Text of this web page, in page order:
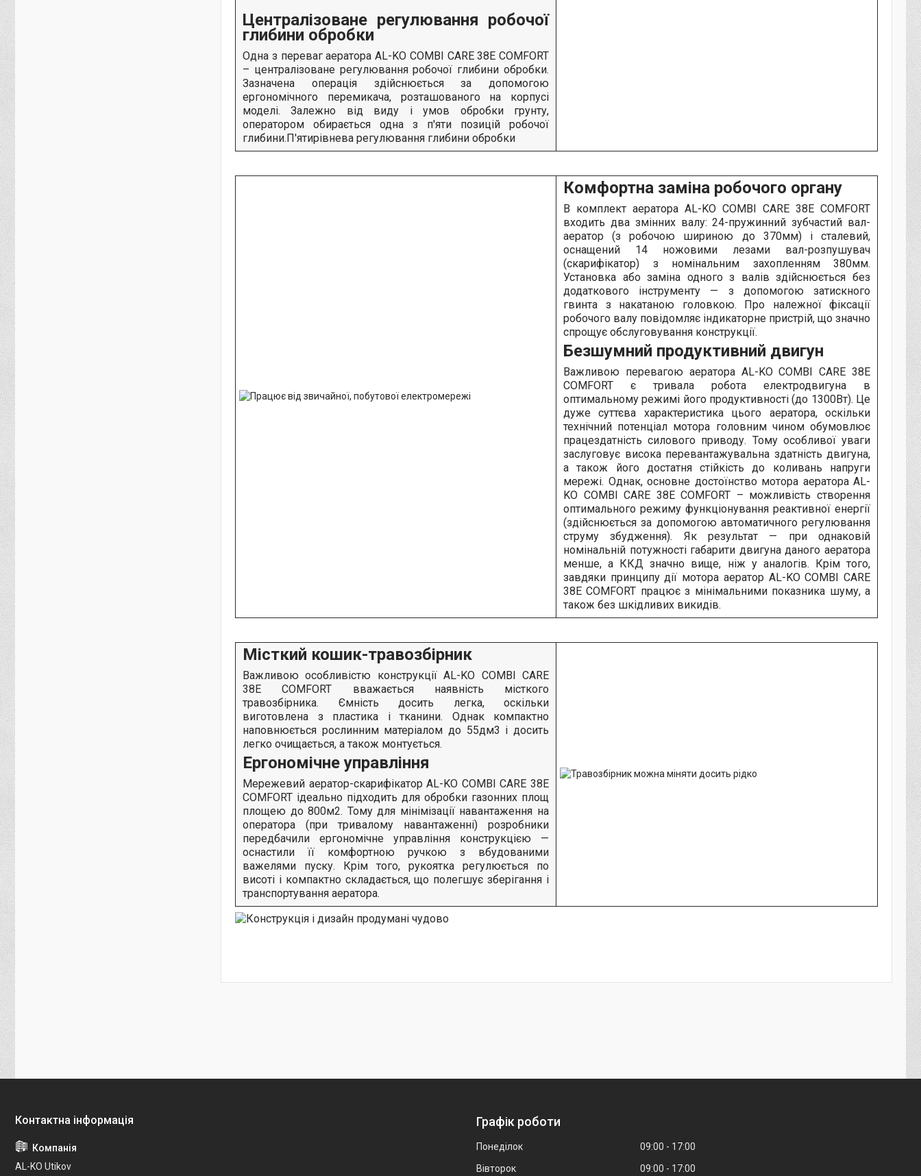
Централізоване регулювання робочої
глибини обробки
Одна з переваг аератора AL-KO COMBI CARE 38E COMFORT
– централізоване регулювання робочої глибини обробки.
Зазначена операція здійснюється за допомогою
ергономічного перемикача, розташованого на корпусі
моделі. Залежно від виду і умов обробки грунту,
оператором обирається одна з п'яти позицій робочої
глибини.П'ятирівнева регулювання глибини обробки
Комфортна заміна робочого органу
В комплект аератора AL-KO COMBI CARE 38E COMFORT
входить два змінних валу: 24-пружинний зубчастий вал-
аератор (з робочою шириною до 370мм) і сталевий,
оснащений 14 ножовими лезами вал-розпушувач
(скарифікатор) з номінальним захопленням 380мм.
Установка або заміна одного з валів здійснюється без
додаткового інструменту — з допомогою затискного
гвинта з накатаною головкою. Про належної фіксації
робочого валу повідомляє індикаторне пристрій, що значно
спрощує обслуговування конструкції.
Безшумний продуктивний двигун
Важливою перевагою аератора AL-KO COMBI CARE 38E
COMFORT є тривала робота електродвигуна в
оптимальному режимі його продуктивності (до 1300Вт). Це
дуже суттєва характеристика цього аератора, оскільки
технічний потенціал мотора головним чином обумовлює
працездатність силового приводу. Тому особливої уваги
заслуговує висока перевантажувальна здатність двигуна,
а також його достатня стійкість до коливань напруги
мережі. Однак, основне достоїнство мотора аератора AL-
KO COMBI CARE 38E COMFORT – можливість створення
оптимального режиму функціонування реактивної енергії
(здійснюється за допомогою автоматичного регулювання
струму збудження). Як результат — при однаковій
номінальній потужності габарити двигуна даного аератора
менше, а ККД значно вище, ніж у аналогів. Крім того,
завдяки принципу дії мотора аератор AL-KO COMBI CARE
38E COMFORT працює з мінімальними показника шуму, а
також без шкідливих викидів.
Місткий кошик-травозбірник
Важливою особливістю конструкції AL-KO COMBI CARE
38E COMFORT вважається наявність місткого
травозбірника. Ємність досить легка, оскільки
виготовлена з пластика і тканини. Однак компактно
наповнюється рослинним матеріалом до 55дм3 і досить
легко очищається, а також монтується.
Ергономічне управління
Мережевий аератор-скарифікатор AL-KO COMBI CARE 38E
COMFORT ідеально підходить для обробки газонних площ
площею до 800м2. Тому для мінімізації навантаження на
оператора (при тривалому навантаженні) розробники
передбачили ергономічне управління конструкцією —
оснастили її комфортною ручкою з вбудованими
важелями пуску. Крім того, рукоятка регулюється по
висоті і компактно складається, що полегшує зберігання і
транспортування аератора.
AL-KO Utikov
Графік роботи
Понеділок 09:00
17:00
Вівторок
09:00 17:00